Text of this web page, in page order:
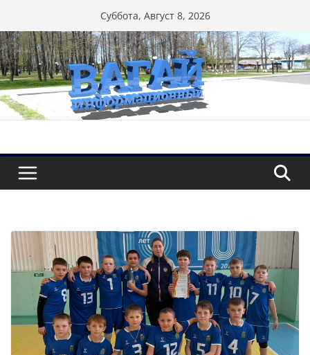
к
содержимому
Суббота, Август 8, 2026